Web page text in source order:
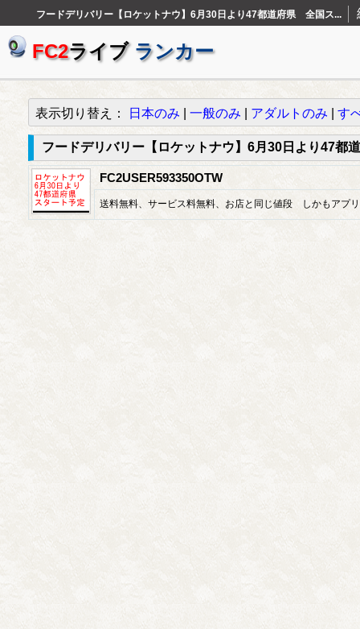
フードデリバリー【ロケットナウ】6月30日より47都道府県 全国ス...
FC2ライブ ランカー
表示切り替え： 日本のみ 一般のみ アダルトのみ す
フードデリバリー【ロケットナウ】6月30日より47都
FC2USER593350OTW
送料無料、サービス料無料、お店と同じ値段 しかもアプ